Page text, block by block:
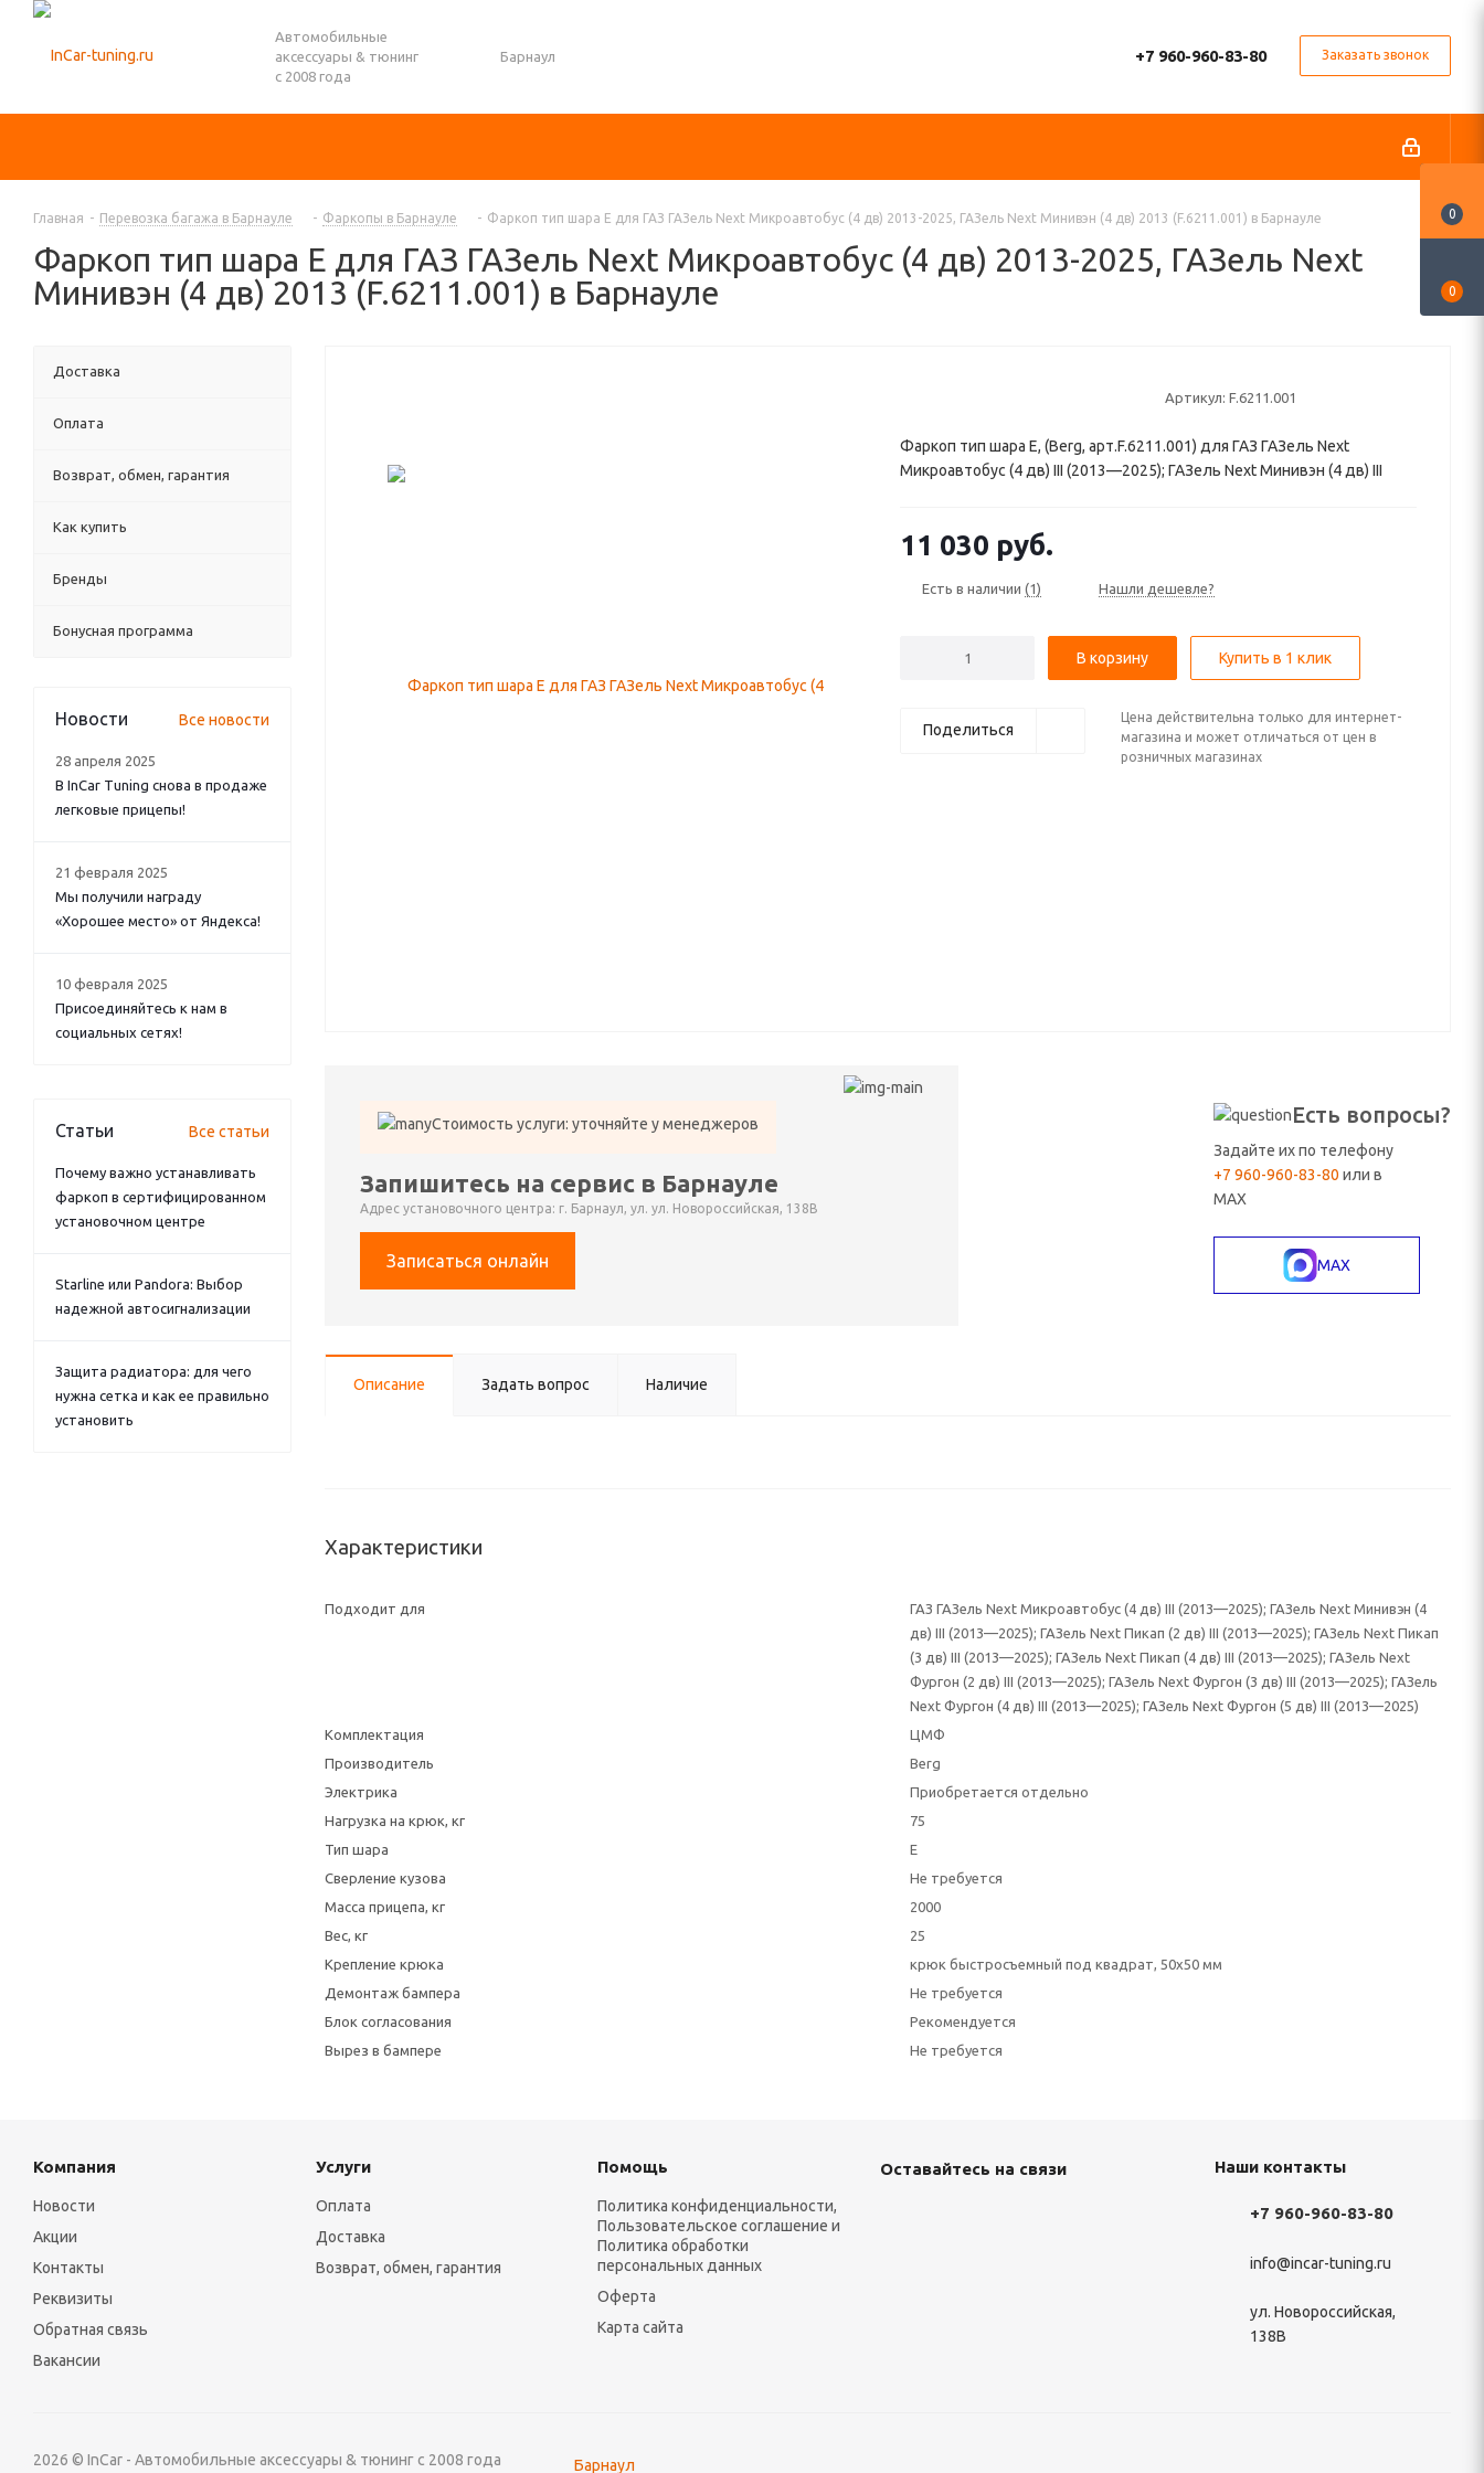
Автомобильные
аксессуары & тюнинг
с 2008 года
Барнаул +7 960-960-83-80 Заказать звонок
Главная - Перевозка багажа в Барнауле - Фаркопы в Барнауле - Фаркоп тип шара E для ГАЗ ГАЗель Next Микроавтобус (4 дв) 2013-2025, ГАЗель Next Минивэн (4 дв) 2013 (F.6211.001) в Барнауле
Фаркоп тип шара E для ГАЗ ГАЗель Next Микроавтобус (4 дв) 2013-2025, ГАЗель Next
Минивэн (4 дв) 2013 (F.6211.001) в Барнауле
Артикул: F.6211.001
Фаркоп тип шара E, (Berg, арт.F.6211.001) для ГАЗ ГАЗель Next
Микроавтобус (4 дв) III (2013—2025); ГАЗель Next Минивэн (4 дв) III
ГАЗель Next Фургон (2 дв) III (2013—2025); ГАЗель Next Фургон (3 дв) III
Фургон (5 дв) III (2013—2025) (ЦМФ)
11 030 руб.
Есть в наличии (1) Нашли дешевле?
В корзину Купить в 1 клик
Поделиться
Цена действительна только для интернет-
магазина и может отличаться от цен в
розничных магазинах
Стоимость услуги: уточняйте у менеджеров
Запишитесь на сервис в Барнауле
Адрес установочного центра: г. Барнаул, ул. ул. Новороссийская, 138В
Записаться онлайн
Есть вопросы?
Задайте их по телефону
+7 960-960-83-80 или в
MAX
MAX
Описание Задать вопрос Наличие
Характеристики
Подходит для
ГАЗ ГАЗель Next Микроавтобус (4 дв) III (2013—2025); ГАЗель Next Минивэн (4
дв) III (2013—2025); ГАЗель Next Пикап (2 дв) III (2013—2025); ГАЗель Next Пикап
(3 дв) III (2013—2025); ГАЗель Next Пикап (4 дв) III (2013—2025); ГАЗель Next
Фургон (2 дв) III (2013—2025); ГАЗель Next Фургон (3 дв) III (2013—2025); ГАЗель
Next Фургон (4 дв) III (2013—2025); ГАЗель Next Фургон (5 дв) III (2013—2025)
Комплектация
ЦМФ
Производитель
Berg
Электрика
Приобретается отдельно
Нагрузка на крюк, кг
75
Тип шара
E
Сверление кузова
Не требуется
Масса прицепа, кг
2000
Вес, кг
25
Крепление крюка
крюк быстросъемный под квадрат, 50х50 мм
Демонтаж бампера
Не требуется
Блок согласования
Рекомендуется
Вырез в бампере
Не требуется
Доставка
Оплата
Возврат, обмен, гарантия
Как купить
Бренды
Бонусная программа
Новости Все новости
28 апреля 2025
В InCar Tuning снова в продаже
легковые прицепы!
21 февраля 2025
Мы получили награду
«Хорошее место» от Яндекса!
10 февраля 2025
Присоединяйтесь к нам в
социальных сетях!
Статьи Все статьи
Почему важно устанавливать
фаркоп в сертифицированном
установочном центре
Starline или Pandora: Выбор
надежной автосигнализации
Защита радиатора: для чего
нужна сетка и как ее правильно
установить
Компания
Новости
Акции
Контакты
Реквизиты
Обратная связь
Вакансии
Услуги
Оплата
Доставка
Возврат, обмен, гарантия
Помощь
Политика конфиденциальности,
Пользовательское соглашение и
Политика обработки
персональных данных
Оферта
Карта сайта
Оставайтесь на связи Наши контакты
+7 960-960-83-80
info@incar-tuning.ru
ул. Новороссийская,
138В
2026 © InCar - Автомобильные аксессуары & тюнинг с 2008 года Барнаул
0
0